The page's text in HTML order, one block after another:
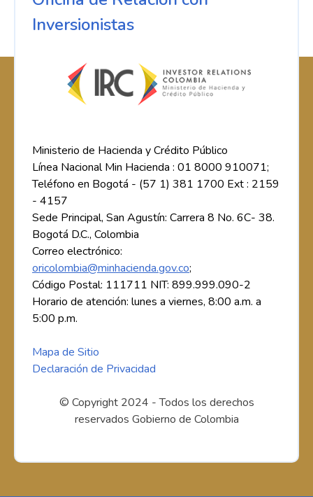
Inversionistas
Ministerio de Hacienda y Crédito Público
Línea Nacional Min Hacienda : 01 8000 910071;
Teléfono en Bogotá - (57 1) 381 1700 Ext : 2159
- 4157
Sede Principal, San Agustín: Carrera 8 No. 6C- 38.
Bogotá D.C., Colombia
Correo electrónico:
oricolombia@minhacienda.gov.co;
Código Postal: 111711 NIT: 899.999.090-2
Horario de atención: lunes a viernes, 8:00 a.m. a
5:00 p.m.
Mapa de Sitio
Declaración de Privacidad
© Copyright 2024 - Todos los derechos
reservados Gobierno de Colombia